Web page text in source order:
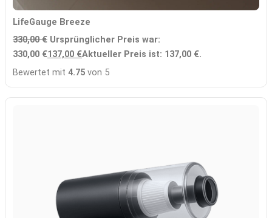
LifeGauge Breeze
330,00€ Ursprünglicher Preis war:
330,00 €137,00 €Aktueller Preis ist: 137,00 €.
Bewertet mit 4.75 von 5